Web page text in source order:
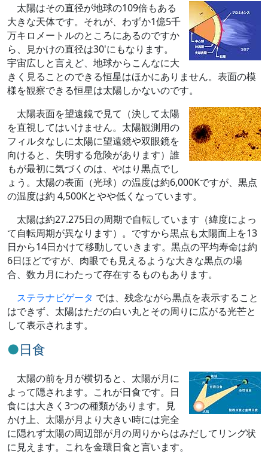
太陽はその直径が地球の109倍もある
大きな天体です。それが、わずか1億5千
万キロメートルのところにあるのですか
ら、見かけの直径は30'にもなります。
宇宙広しと言えど、地球からこんなに大
きく見ることのできる恒星はほかにありません。表面の模
様を観察できる恒星は太陽しかないのです。
太陽表面を望遠鏡で見て（決して太陽
を直視してはいけません。太陽観測用の
フィルタなしに太陽に望遠鏡や双眼鏡を
向けると、失明する危険があります）誰
もが最初に気づくのは、やはり黒点でし
ょう。太陽の表面（光球）の温度は約6,000Kですが、黒点
の温度は約 4,500Kとやや低くなっています。
太陽は約27.275日の周期で自転しています（緯度によっ
て自転周期が異なります）。ですから黒点も太陽面上を13
日から14日かけて移動していきます。黒点の平均寿命は約
6日ほどですが、肉眼でも見えるような大きな黒点の場
合、数カ月にわたって存在するものもあります。
ステラナビゲータ では、残念ながら黒点を表示すること
はできず、太陽はただの白い丸とその周りに広がる光芒と
して表示されます。
日食
太陽の前を月が横切ると、太陽が月に
よって隠されます。これが日食です。日
食には大きく3つの種類があります。見
かけ上、太陽が月より大きい時には完全
に隠れず太陽の周辺部が月の周りからはみだしてリング状
に見えます。これを金環日食と言います。